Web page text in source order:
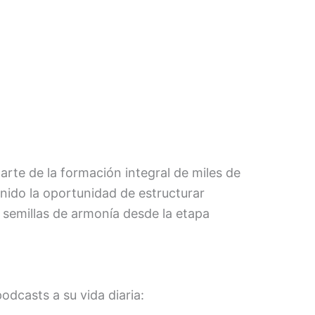
de la formación integral de miles de
la oportunidad de estructurar
de armonía desde la etapa
a su vida diaria: